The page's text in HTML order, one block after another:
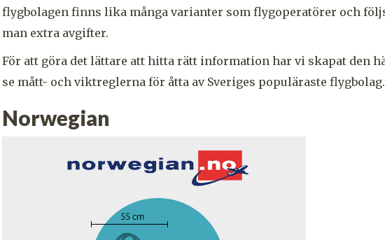
flygbolagen finns lika många varianter som flygoperatörer och
man extra avgifter.
För att göra det lättare att hitta rätt information har vi skapat den
se mått- och viktreglerna för åtta av Sveriges populäraste
Norwegian